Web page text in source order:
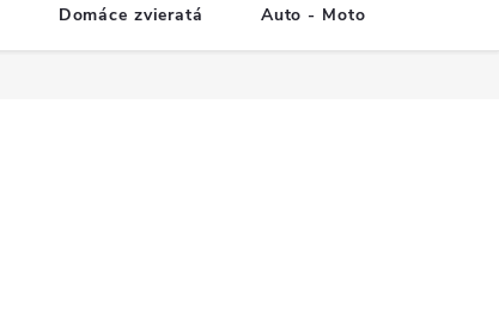
Domáce zvieratá Auto - Moto